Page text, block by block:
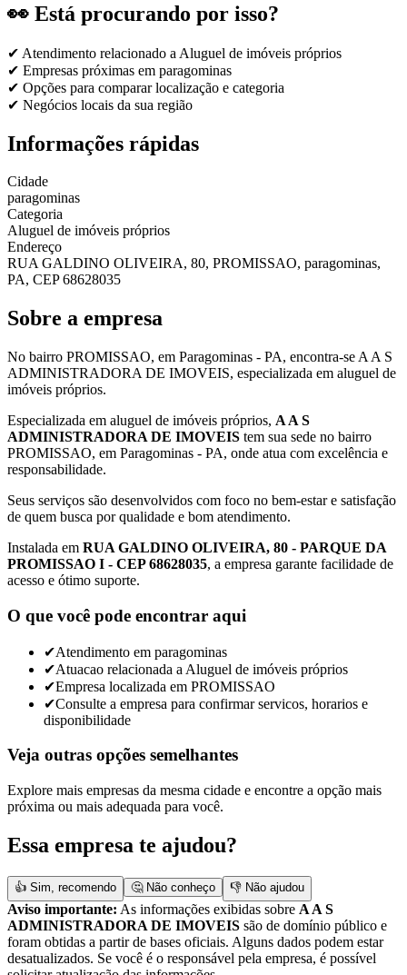
👀 Está procurando por isso?
✔ Atendimento relacionado a Aluguel de imóveis próprios
✔ Empresas próximas em paragominas
✔ Opções para comparar localização e categoria
✔ Negócios locais da sua região
Informações rápidas
Cidade
paragominas
Categoria
Aluguel de imóveis próprios
Endereço
RUA GALDINO OLIVEIRA, 80, PROMISSAO, paragominas,
PA, CEP 68628035
Sobre a empresa
No bairro PROMISSAO, em Paragominas - PA, encontra-se A A S
ADMINISTRADORA DE IMOVEIS, especializada em aluguel de
imóveis próprios.
Especializada em aluguel de imóveis próprios, A A S
ADMINISTRADORA DE IMOVEIS tem sua sede no bairro
PROMISSAO, em Paragominas - PA, onde atua com excelência e
responsabilidade.
Seus serviços são desenvolvidos com foco no bem-estar e satisfação
de quem busca por qualidade e bom atendimento.
Instalada em RUA GALDINO OLIVEIRA, 80 - PARQUE DA
PROMISSAO I - CEP 68628035, a empresa garante facilidade de
acesso e ótimo suporte.
O que você pode encontrar aqui
✔Atendimento em paragominas
✔Atuacao relacionada a Aluguel de imóveis próprios
✔Empresa localizada em PROMISSAO
✔Consulte a empresa para confirmar servicos, horarios e
disponibilidade
Veja outras opções semelhantes
Explore mais empresas da mesma cidade e encontre a opção mais
próxima ou mais adequada para você.
Essa empresa te ajudou?
👍 Sim, recomendo 🤔 Não conheço 👎 Não ajudou
Aviso importante: As informações exibidas sobre A A S
ADMINISTRADORA DE IMOVEIS são de domínio público e
foram obtidas a partir de bases oficiais. Alguns dados podem estar
desatualizados. Se você é o responsável pela empresa, é possível